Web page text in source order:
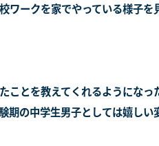
ワークを家でやっている様子
ことを教えてくれるようにな
の中学生男子としては嬉しい